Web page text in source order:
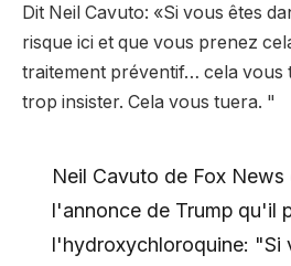
Dit Neil Cavuto: «Si vous êtes
risque ici et que vous prenez
traitement préventif… cela vous
trop insister. Cela vous tuera. "
Neil Cavuto de Fox
l'annonce de Trump qu'il
l'hydroxychloroquine: "Si